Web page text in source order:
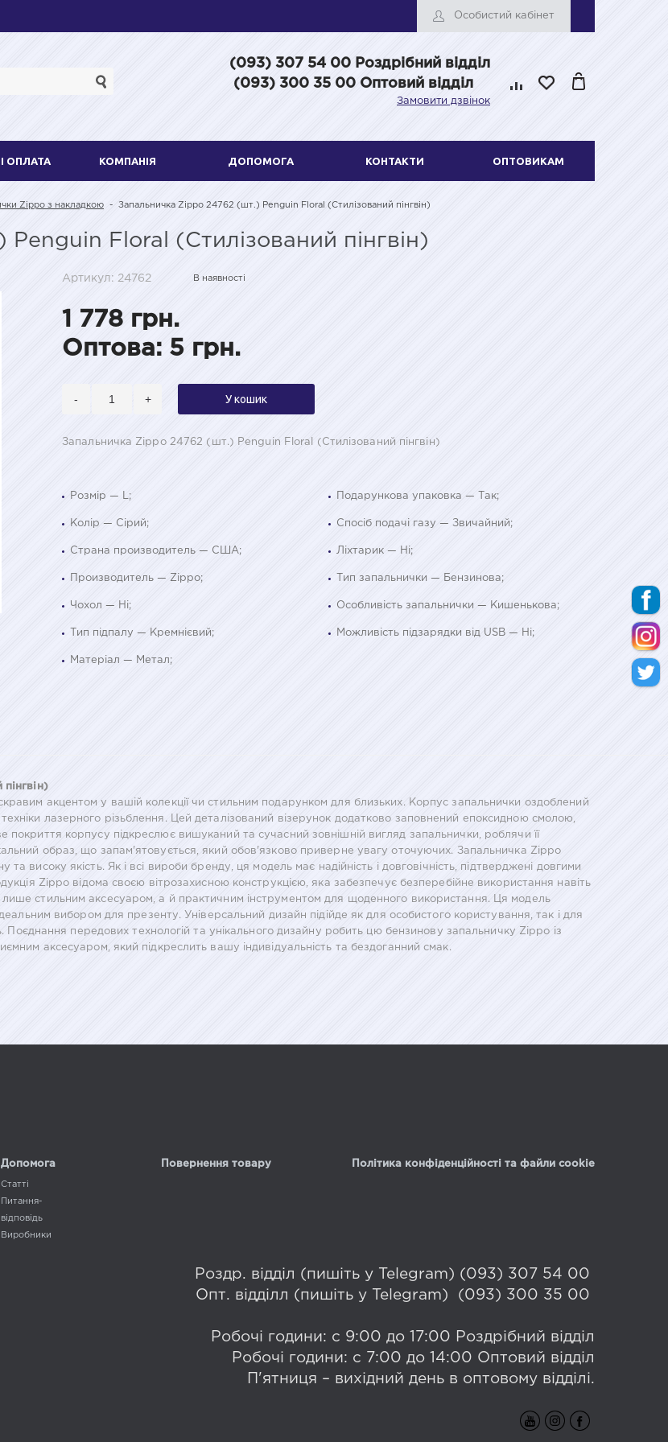
Особистий кабінет
(093) 307 54 00 Роздрібний відділ
(093) 300 35 00 Оптовий відділ
Замовити дзвінок
ОПЛАТА КОМПАНІЯ ДОПОМОГА КОНТАКТИ ОПТОВИКАМ
Zippo з накладкою - Запальничка Zippo 24762 (шт.) Penguin Floral (Стилізований пінгвін)
Floral (Стилізований пінгвін)
Артикул: 24762 В наявності
1 778 грн.
Оптова: 5 грн.
- + У кошик
Запальничка Zippo 24762 (шт.) Penguin Floral (Стилізований пінгвін)
Розмір — L; Подарункова упаковка — Так;
Колір — Сірий; Спосіб подачі газу — Звичайний;
Страна производитель — США; Ліхтарик — Ні;
Производитель — Zippo; Тип запальнички — Бензинова;
Чохол — Ні; Особливість запальнички — Кишенькова;
Тип підпалу — Кремнієвий; Можливість підзарядки від USB — Ні;
Матеріал — Метал;
акцентом у вашій колекції чи стильним подарунком для близьких. Корпус запальнички оздоблений
лазерного різьблення. Цей деталізований візерунок додатково заповнений епоксидною смолою,
корпусу підкреслює вишуканий та сучасний зовнішній вигляд запальнички, роблячи її
образ, що запам'ятовується, який обов'язково приверне увагу оточуючих. Запальничка Zippo
високу якість. Як і всі вироби бренду, ця модель має надійність і довговічність, підтверджені довгими
Zippo відома своєю вітрозахисною конструкцією, яка забезпечує безперебійне використання навіть
стильним аксесуаром, а й практичним інструментом для щоденного використання. Ця модель
вибором для презенту. Універсальний дизайн підійде як для особистого користування, так і для
Поєднання передових технологій та унікального дизайну робить цю бензинову запальничку Zippo із
аксесуаром, який підкреслить вашу індивідуальність та бездоганний смак.
Допомога
Статті
Питання-
відповідь
Виробники
Повернення товару Політика конфіденційності та файли cookie
Роздр. відділ (пишіть у Telegram) (093) 307 54 00
Опт. відділл (пишіть у Telegram) (093) 300 35 00
Робочі години: с 9:00 до 17:00 Роздрібний відділ
Робочі години: с 7:00 до 14:00 Оптовий відділ
П'ятниця – вихідний день в оптовому відділі.